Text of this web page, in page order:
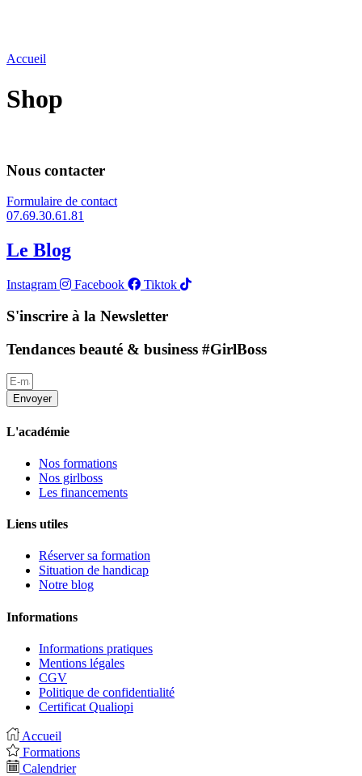
Accueil
Shop
Nous contacter
Formulaire de contact
07.69.30.61.81
Le Blog
Instagram Facebook Tiktok
S'inscrire à la Newsletter
Tendances beauté & business #GirlBoss
Envoyer
L'académie
Nos formations
Nos girlboss
Les financements
Liens utiles
Réserver sa formation
Situation de handicap
Notre blog
Informations
Informations pratiques
Mentions légales
CGV
Politique de confidentialité
Certificat Qualiopi
Accueil
Formations
Calendrier